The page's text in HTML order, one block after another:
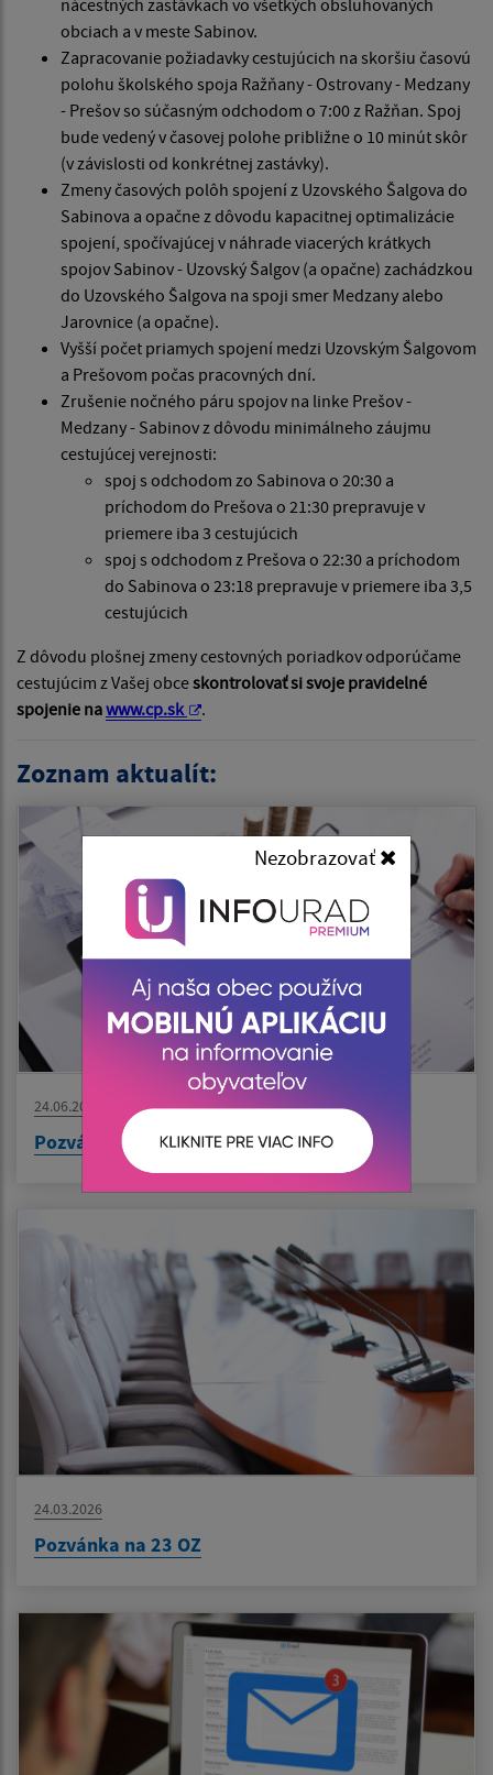
Nezobrazovať
obciach a v meste Sabinov.
Zapracovanie požiadavky cestujúcich na skoršiu časovú
polohu školského spoja Ražňany - Ostrovany - Medzany
- Prešov so súčasným odchodom o 7:00 z Ražňan. Spoj
bude vedený v časovej polohe približne o 10 minút skôr
(v závislosti od konkrétnej zastávky).
Zmeny časových polôh spojení z Uzovského Šalgova do
Sabinova a opačne z dôvodu kapacitnej optimalizácie
spojení, spočívajúcej v náhrade viacerých krátkych
spojov Sabinov - Uzovský Šalgov (a opačne) zachádzkou
do Uzovského Šalgova na spoji smer Medzany alebo
Jarovnice (a opačne).
Vyšší počet priamych spojení medzi Uzovským Šalgovom
a Prešovom počas pracovných dní.
Zrušenie nočného páru spojov na linke Prešov -
Medzany - Sabinov z dôvodu minimálneho záujmu
cestujúcej verejnosti:
spoj s odchodom zo Sabinova o 20:30 a
príchodom do Prešova o 21:30 prepravuje v
priemere iba 3 cestujúcich
spoj s odchodom z Prešova o 22:30 a príchodom
do Sabinova o 23:18 prepravuje v priemere iba 3,5
cestujúcich
Z dôvodu plošnej zmeny cestovných poriadkov odporúčame
cestujúcim z Vašej obceskontrolovať si svoje pravidelné
spojenie nawww.cp.sk .
Zoznam aktualít:
24.06.2026
Pozvánka OZ 24
24.03.2026
Pozvánka na 23 OZ